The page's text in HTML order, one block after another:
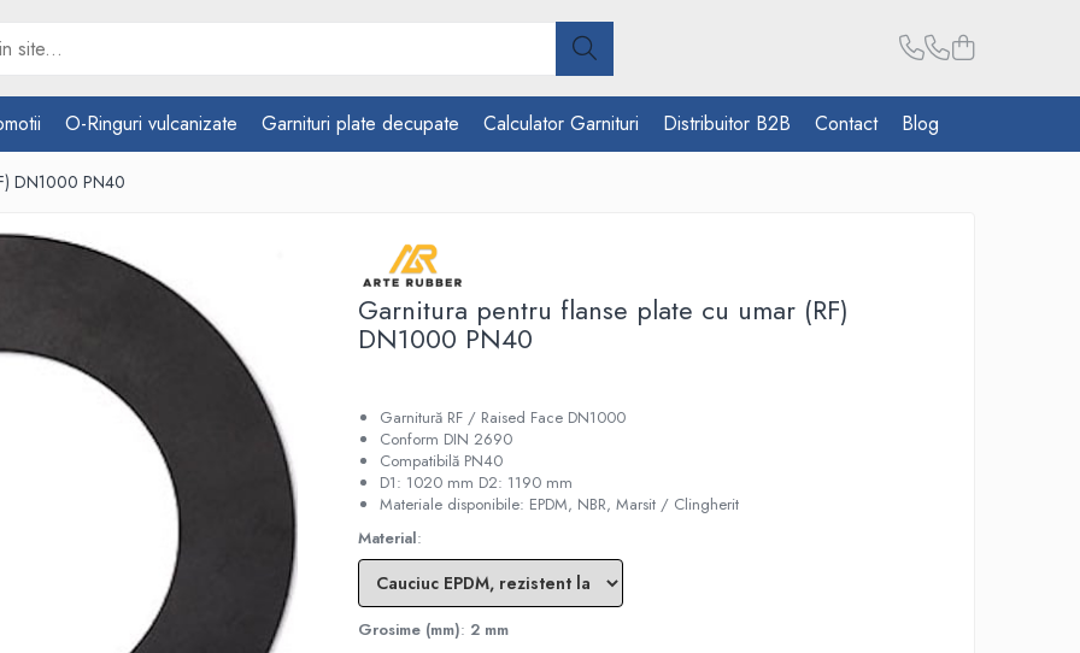
O-Ringuri vulcanizate Garnituri plate decupate Calculator Garnituri Distribuitor B2B Contact Blog
DN1000 PN40
Garnitura pentru flanse plate cu umar (RF)
DN1000 PN40
Garnitură RF / Raised Face DN1000
Conform DIN 2690
Compatibilă PN40
D1: 1020 mm D2: 1190 mm
Materiale disponibile: EPDM, NBR, Marsit / Clingherit
Material:
Grosime (mm): 2 mm